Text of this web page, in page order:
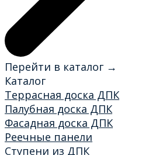
Перейти в каталог →
Каталог
Террасная доска ДПК
Палубная доска ДПК
Фасадная доска ДПК
Реечные панели
Ступени из ДПК